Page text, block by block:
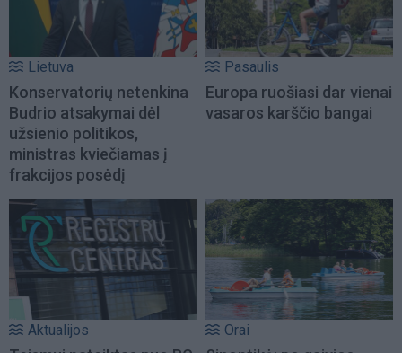
Lietuva
Konservatorių netenkina
Budrio atsakymai dėl
užsienio politikos,
ministras kviečiamas į
frakcijos posėdį
Pasaulis
Europa ruošiasi dar vienai
vasaros karščio bangai
Aktualijos Orai